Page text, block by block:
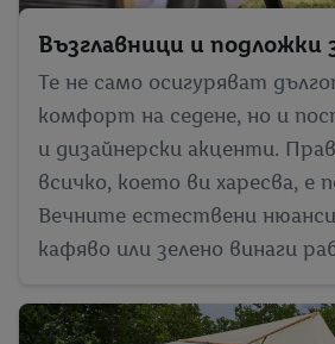
Възглавници и подложки
Те не само осигуряват
комфорт на седене, но и
и дизайнерски акценти.
всичко, което ви харесва, е
Вечните естествени
кафяво или зелено винаги
С натискане на бутона "Отхвърли"
само използването на необходимите
натискане на "Съгласен" давате
обработване за всички горепосочени
информация, включително за периода
данните и правото Ви да оттеглите
всяко време с действие за в бъдеще,
нашатаполитика за поверителност.
тук.